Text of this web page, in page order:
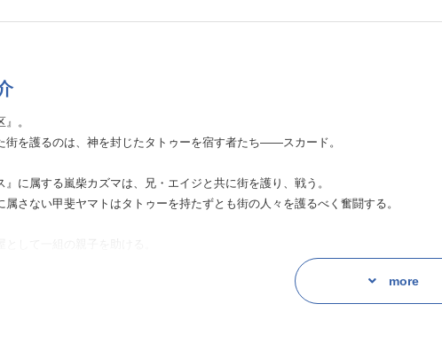
。
街を護るのは、神を封じたタトゥーを宿す者たち――スカード。
』に属する嵐柴カズマは、兄・エイジと共に街を護り、戦う。
属さない甲斐ヤマトはタトゥーを持たずとも街の人々を護るべく奮闘する。
として一組の親子を助ける。
たのもつかの間、親子にさらなる追手がかけられていることを知る。弟・ミナトの
『ヘリオス』に助けを求めにきた親子を護衛も兼ねて仮住まいに案内していた。
父と衝突する息子を見て、その脳裏にはかつての自分の姿がよぎる。
more